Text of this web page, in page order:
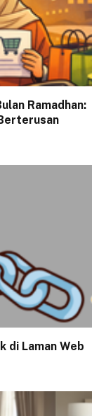
Ramadhan:
di Laman Web